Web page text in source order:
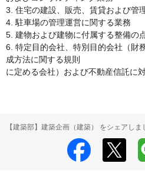
3. 住宅の建設、販売、賃貸および管
4. 駐車場の管理運営に関する業務
5. 建物および建物に付属する整備の
6. 特定目的会社、特別目的会社（財
成方法に関する規則
に定める会社）および不動産信託に
【建築部】建築企画（建築） をシェアしま